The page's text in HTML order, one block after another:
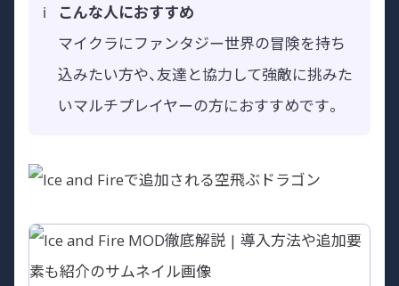
こんな人におすすめ
マイクラにファンタジー世界の冒険を持ち
込みたい方や、友達と協力して強敵に挑みた
いマルチプレイヤーの方におすすめです。